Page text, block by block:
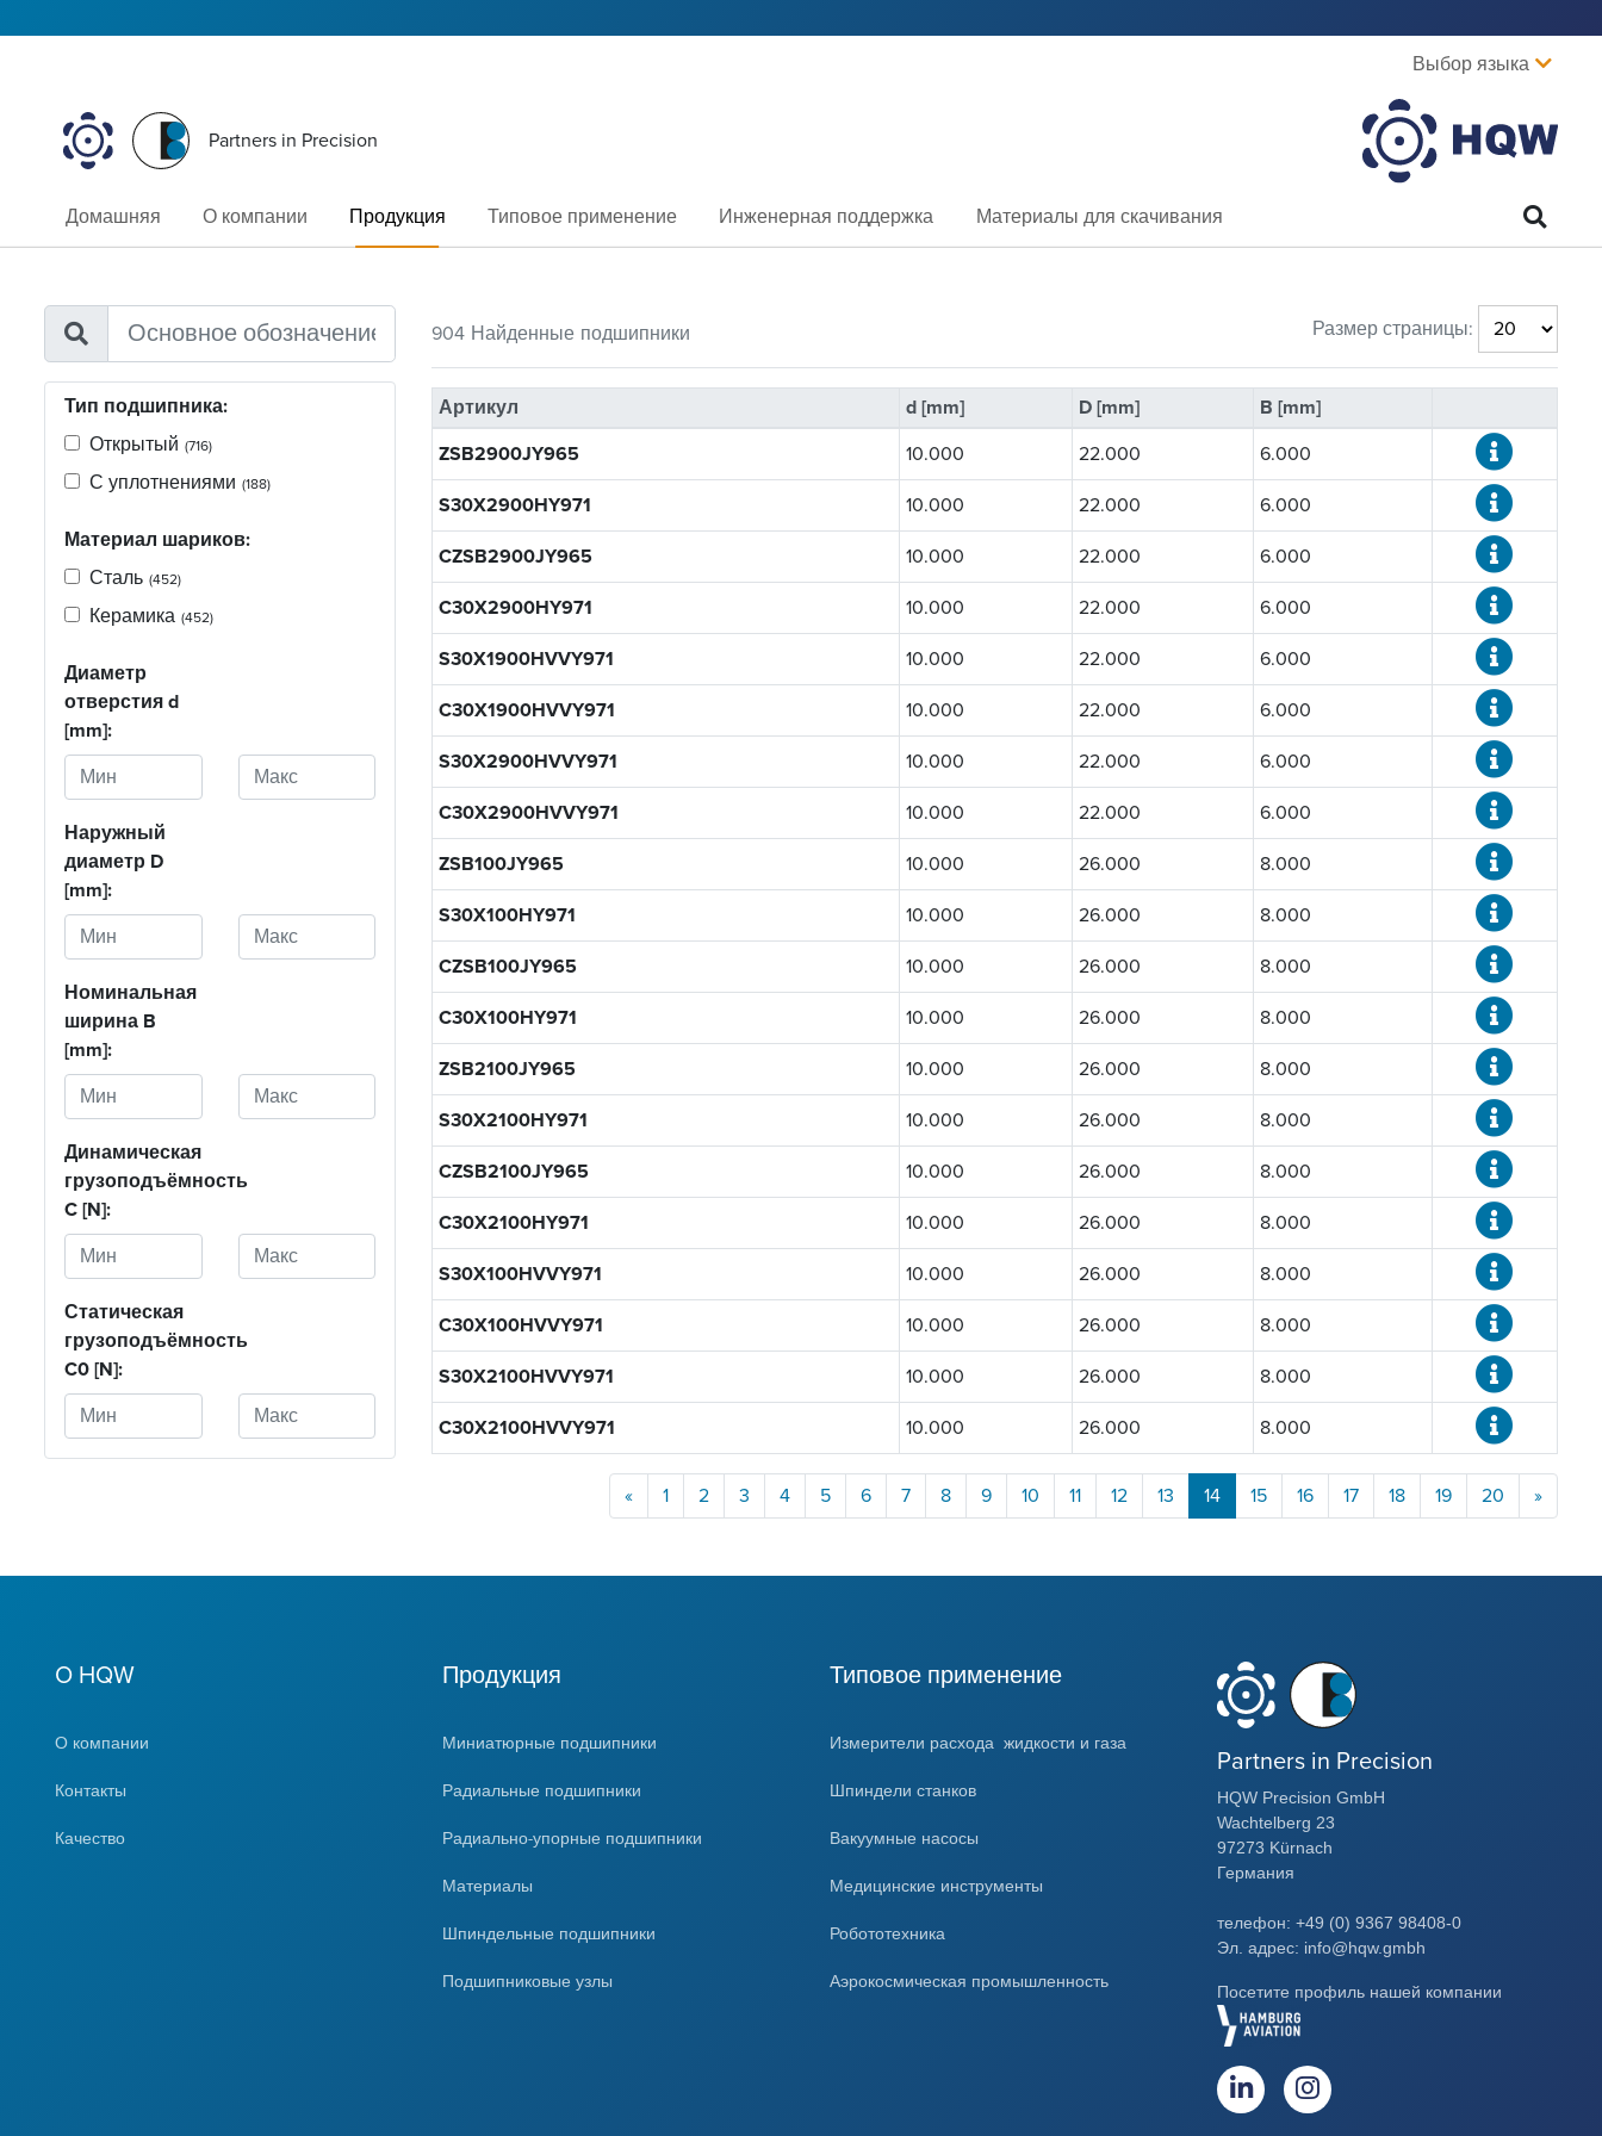
Выбор языка
Partners in Precision
Домашняя О компании Продукция Типовое применение Инженерная поддержка Материалы для скачивания
Тип подшипника:
Открытый (716)
С уплотнениями (188)
Материал шариков:
Сталь (452)
Керамика (452)
Диаметр
отверстия d
[mm]:
Наружный
диаметр D
[mm]:
Номинальная
ширина B
[mm]:
Динамическая
грузоподъёмность
C [N]:
Статическая
грузоподъёмность
C0 [N]:
904 Найденные подшипники Размер страницы:
Артикул d [mm] D [mm]
B [mm]
ZSB2900JY965
10.000 22.000 6.000
S30X2900HY971 10.000 22.000 6.000
CZSB2900JY965 10.000 22.000 6.000
C30X2900HY971 10.000 22.000 6.000
S30X1900HVVY971 10.000 22.000 6.000
C30X1900HVVY971 10.000 22.000 6.000
S30X2900HVVY971 10.000 22.000 6.000
C30X2900HVVY971 10.000 22.000 6.000
ZSB100JY965 10.000 26.000 8.000
S30X100HY971 10.000 26.000 8.000
CZSB100JY965 10.000 26.000 8.000
C30X100HY971 10.000 26.000 8.000
ZSB2100JY965 10.000 26.000 8.000
S30X2100HY971 10.000 26.000 8.000
CZSB2100JY965 10.000 26.000 8.000
C30X2100HY971 10.000 26.000 8.000
S30X100HVVY971 10.000 26.000 8.000
C30X100HVVY971 10.000 26.000 8.000
S30X2100HVVY971 10.000 26.000 8.000
C30X2100HVVY971 10.000 26.000 8.000
« 1 2 3 4 5 6 7 8 9 10 11 12 13 14 15 16 17 18 19 20 »
O HQW
О компании
Контакты
Качество
Продукция
Миниатюрные подшипники
Радиальные подшипники
Радиально-упорные подшипники
Материалы
Шпиндельные подшипники
Подшипниковые узлы
Типовое применение
Измерители расхода жидкости и газа
Шпиндели станков
Вакуумные насосы
Медицинские инструменты
Робототехника
Аэрокосмическая промышленность
Partners in Precision
HQW Precision GmbH
Wachtelberg 23
97273 Kürnach
Германия
телефон: +49 (0) 9367 98408-0
Эл. адрес: info@hqw.gmbh
Посетите профиль нашей компании